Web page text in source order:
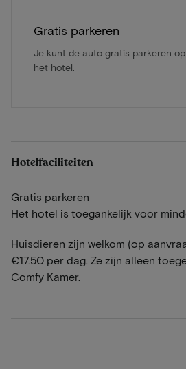
Gratis parkeren
Je kunt de auto gratis parkeren
het hotel.
Hotelfaciliteiten
Gratis parkeren
Het hotel is toegankelijk voor
Huisdieren zijn welkom (op
€17.50 per dag. Ze zijn alleen
Comfy Kamer.